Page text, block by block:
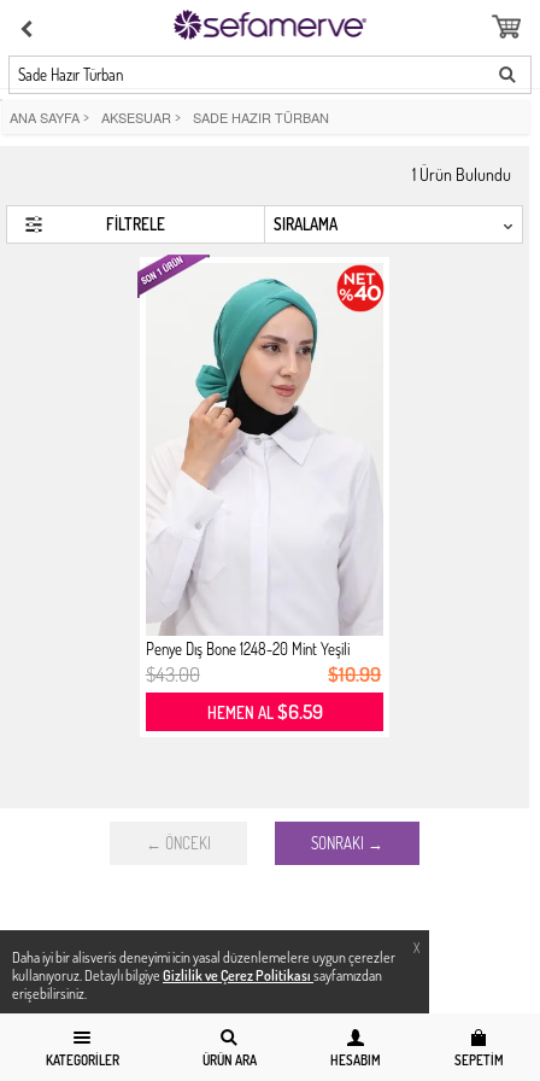
X
Daha iyi bir alisveris deneyimi icin yasal düzenlemelere uygun çerezler
kullanıyoruz. Detaylı bilgiye Gizlilik ve Çerez Politikası sayfamızdan
erişebilirsiniz.
Sade Hazır Türban
KATEGORILER ÜRÜN ARA HESABIM SEPETIM
ANA SAYFA > AKSESUAR > SADE HAZIR TÜRBAN
1 Ürün Bulundu
FİLTRELE
Penye Dış Bone 1248-20 Mint Yeşili
$43.00 $10.99
HEMEN AL$6.59
← ÖNCEKI SONRAKI →